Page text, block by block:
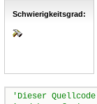
Schwierigkeitsgrad: